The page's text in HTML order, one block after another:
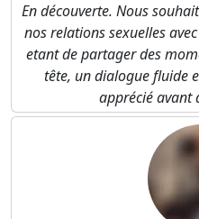
En découverte. Nous
nos relations sexuelles
etant de partager des
tête, un dialogue fluide
apprécié avant